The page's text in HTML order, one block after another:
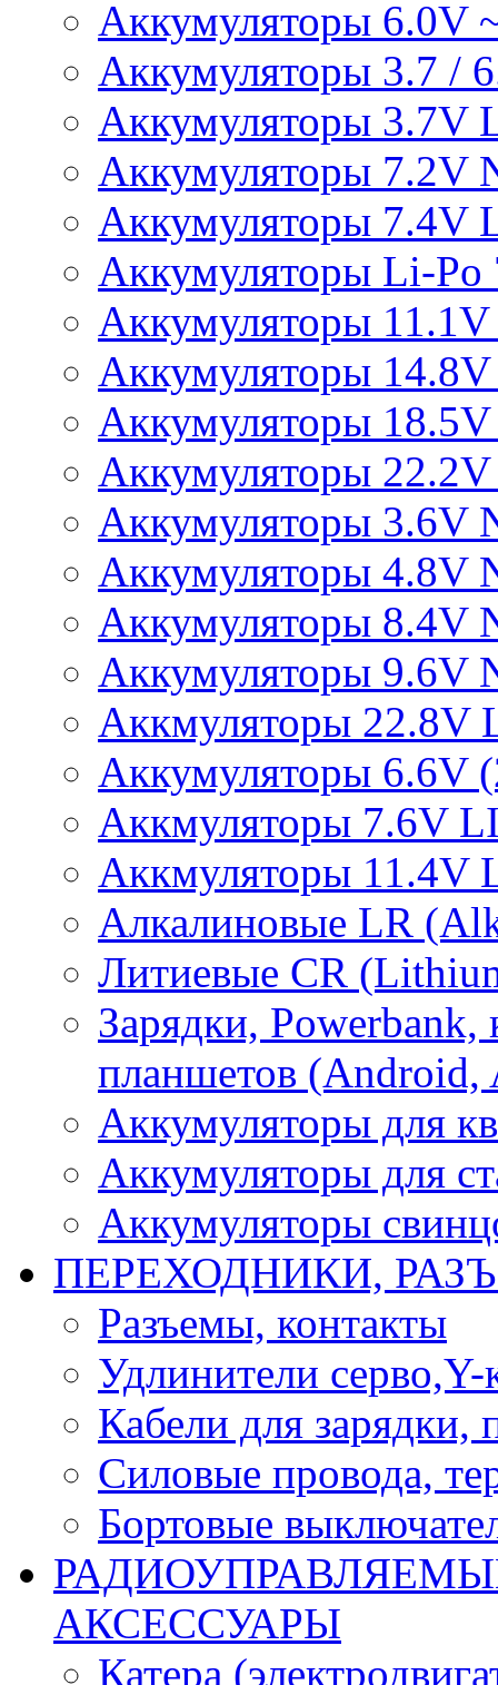
Аккумуляторы 6.0V
Аккумуляторы 3.7 /
Аккумуляторы 3.7V
Аккумуляторы 7.2V
Аккумуляторы 7.4V
Аккумуляторы Li-Po
Аккумуляторы
Аккумуляторы
Аккумуляторы
Аккумуляторы
Аккумуляторы 3.6V
Аккумуляторы 4.8V
Аккумуляторы 8.4V
Аккумуляторы 9.6V
Аккмуляторы 22.8V
Аккумуляторы 6.6V
Аккмуляторы 7.6V
Аккмуляторы 11.4V
Алкалиновые LR
Литиевые CR
Зарядки, Powerbank,
планшетов (Android,
Аккумуляторы для
Аккумуляторы для
Аккумуляторы
ПЕРЕХОДНИКИ,
Разъемы, контакты
Удлинители серво,Y-
Кабели для зарядки,
Силовые провода,
Бортовые
АКСЕССУАРЫ
Катера